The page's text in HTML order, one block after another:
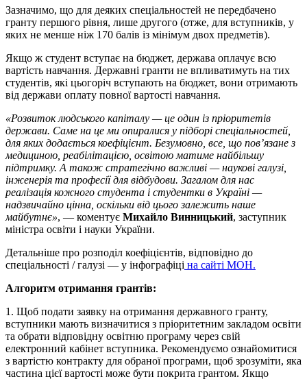
Зазначимо, що для деяких спеціальностей не передбачено
гранту першого рівня, лише другого (отже, для вступників, у
яких не менше ніж 170 балів із мінімум двох предметів).
Якщо ж студент вступає на бюджет, держава оплачує всю
вартість навчання. Державні гранти не впливатимуть на тих
студентів, які цьогоріч вступають на бюджет, вони отримають
від держави оплату повної вартості навчання.
«Розвиток людського капіталу — це один із пріоритетів
держави. Саме на це ми опиралися у підборі спеціальностей,
для яких додається коефіцієнт. Безумовно, все, що повʼязане з
медициною, реабілітацією, освітою матиме найбільшу
підтримку. А також стратегічно важливі — наукові галузі,
інженерія та професії для відбудови. Загалом для нас
реалізація кожного студента і студентки в Україні —
надзвичайно цінна, оскільки від цього залежить наше
майбутнє», — коментує Михайло Винницький, заступник
міністра освіти і науки України.
Детальніше про розподіл коефіцієнтів, відповідно до
спеціальності / галузі — у інфографіці на сайті МОН.
Алгоритм отримання грантів:
1. Щоб подати заявку на отримання державного гранту,
вступники мають визначитися з пріоритетним закладом освіти
та обрати відповідну освітню програму через свій
електронний кабінет вступника. Рекомендуємо ознайомитися
з вартістю контракту для обраної програми, щоб зрозуміти, яка
частина цієї вартості може бути покрита грантом. Якщо